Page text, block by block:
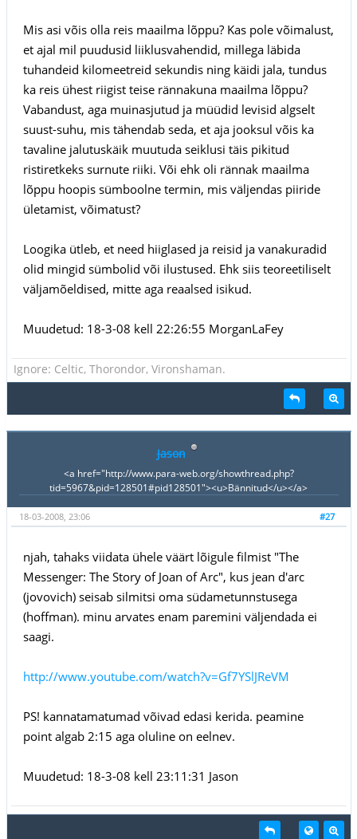
Mis asi võis olla reis maailma lõppu? Kas pole võimalust,
et ajal mil puudusid liiklusvahendid, millega läbida
tuhandeid kilomeetreid sekundis ning käidi jala, tundus
ka reis ühest riigist teise rännakuna maailma lõppu?
Vabandust, aga muinasjutud ja müüdid levisid algselt
suust-suhu, mis tähendab seda, et aja jooksul võis ka
tavaline jalutuskäik muutuda seiklusi täis pikitud
ristiretkeks surnute riiki. Või ehk oli rännak maailma
lõppu hoopis sümboolne termin, mis väljendas piiride
ületamist, võimatust?
Loogika ütleb, et need hiiglased ja reisid ja vanakuradid
olid mingid sümbolid või ilustused. Ehk siis teoreetiliselt
väljamõeldised, mitte aga reaalsed isikud.
Muudetud: 18-3-08 kell 22:26:55 MorganLaFey
Ignore: Celtic, Thorondor, Vironshaman.
Jason
<a href="http://www.para-web.org/showthread.php?
tid=5967&pid=128501#pid128501"><u>Bännitud</u></a>
#27
18-03-2008, 23:06
njah, tahaks viidata ühele väärt lõigule filmist "The
Messenger: The Story of Joan of Arc", kus jean d'arc
(jovovich) seisab silmitsi oma südametunnstusega
(hoffman). minu arvates enam paremini väljendada ei
saagi.
http://www.youtube.com/watch?v=Gf7YSlJReVM
PS! kannatamatumad võivad edasi kerida. peamine
point algab 2:15 aga oluline on eelnev.
Muudetud: 18-3-08 kell 23:11:31 Jason